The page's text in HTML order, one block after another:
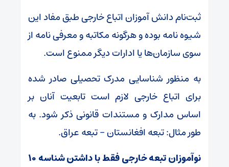
ثبت‌نام دانش آموزان اتباع خارجی طبق مفاد این
شیوه نامه بوده و هرگونه مکاتبه و معرفی نامه از
سوی سازمان‌ها یا ادارات دیگر ممنوع است.
به منظور شناسایی مدرک تحصیلی صادر شده
برای اتباع خارجی لازم است تابعیت آنان بر
اساس مدارک و مستندات قانونی ذکر شود. به
طور مثال: تبعه افغانستان – تبعه عراق.
نوآموزان تبعه خارجی فقط با داشتن شناسه ۱۰